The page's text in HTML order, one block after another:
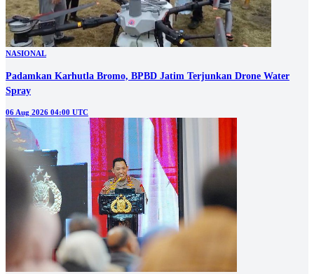
NASIONAL
Padamkan Karhutla Bromo, BPBD Jatim Terjunkan Drone Water
Spray
06 Aug 2026 04:00 UTC